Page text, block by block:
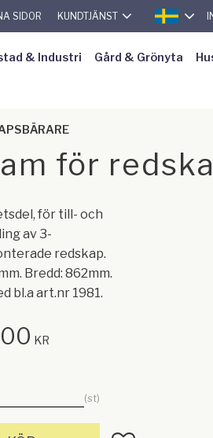
SIDOR KUNDTJÄNST
SVENSKA
& Industri Gård & Grönyta
för
för till- och
av 3-
redskap.
Bredd: 862mm.
bl.a art.nr 1981.
KR
st